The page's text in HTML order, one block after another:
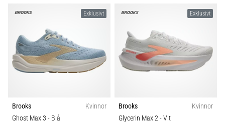
Exklusivt
Brooks
Kvinnor
Ghost Max 3 - Blå
Exklusivt
Brooks
Kvinnor
Glycerin Max 2- Vit